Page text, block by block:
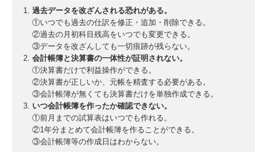
過去データを改ざんされる恐れがある。
①いつでも過去の仕訳を修正・追加・削除できる。
②過去の月初科目残高をいつでも変更できる。
③データを改ざんしても一切痕跡が残らない。
会計帳簿と決算書の一体性が証明されない。
①決算書だけで利益操作ができる。
②決算書が正しいか、元帳を精査する必要がある。
③会計帳簿が無くても決算書だけを単独作成できる。
いつ会計帳簿を作ったか確認できない。
①前月までの試算表はいつでも作れる。
②1年分まとめて会計帳簿を作ることができる。
③会計帳簿等の作成日はわからない。